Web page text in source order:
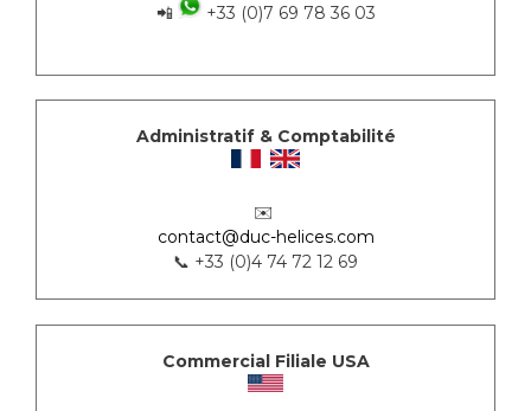
📲
+33 (0)7 69 78 36 03
Administratif & Comptabilité
✉️
contact@duc-helices.com
📞 +33 (0)4 74 72 12 69
Commercial Filiale USA